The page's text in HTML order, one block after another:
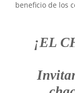
beneficio de los
¡EL